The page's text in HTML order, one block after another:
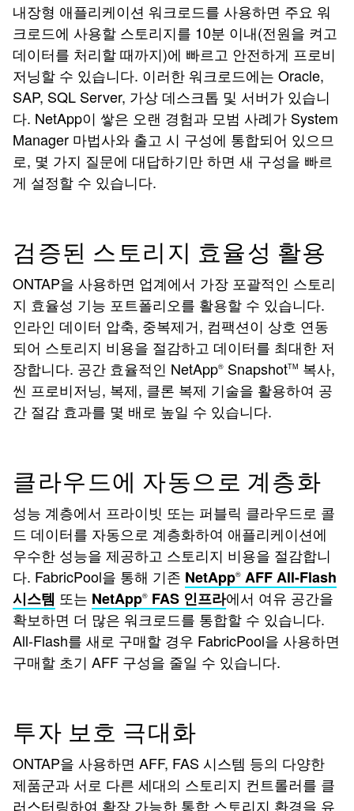
내장형 애플리케이션 워크로드를 사용하면 주요 워
크로드에 사용할 스토리지를 10분 이내(전원을 켜고
데이터를 처리할 때까지)에 빠르고 안전하게 프로비
저닝할 수 있습니다. 이러한 워크로드에는 Oracle,
SAP, SQL Server, 가상 데스크톱 및 서버가 있습니
다. NetApp이 쌓은 오랜 경험과 모범 사례가 System
Manager 마법사와 출고 시 구성에 통합되어 있으므
로, 몇 가지 질문에 대답하기만 하면 새 구성을 빠르
게 설정할 수 있습니다.
검증된 스토리지 효율성 활용
ONTAP을 사용하면 업계에서 가장 포괄적인 스토리
지 효율성 기능 포트폴리오를 활용할 수 있습니다.
인라인 데이터 압축, 중복제거, 컴팩션이 상호 연동
되어 스토리지 비용을 절감하고 데이터를 최대한 저
장합니다. 공간 효율적인 NetApp® SnapshotTM 복사,
씬 프로비저닝, 복제, 클론 복제 기술을 활용하여 공
간 절감 효과를 몇 배로 높일 수 있습니다.
클라우드에 자동으로 계층화
성능 계층에서 프라이빗 또는 퍼블릭 클라우드로 콜
드 데이터를 자동으로 계층화하여 애플리케이션에
우수한 성능을 제공하고 스토리지 비용을 절감합니
다. FabricPool을 통해 기존 NetApp® AFF All-Flash
시스템 또는 NetApp® FAS 인프라에서 여유 공간을
확보하면 더 많은 워크로드를 통합할 수 있습니다.
All-Flash를 새로 구매할 경우 FabricPool을 사용하면
구매할 초기 AFF 구성을 줄일 수 있습니다.
투자 보호 극대화
ONTAP을 사용하면 AFF, FAS 시스템 등의 다양한
제품군과 서로 다른 세대의 스토리지 컨트롤러를 클
러스터링하여 확장 가능한 통합 스토리지 환경을 유